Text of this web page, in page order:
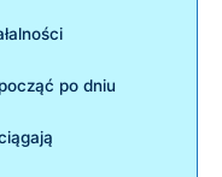
po dniu